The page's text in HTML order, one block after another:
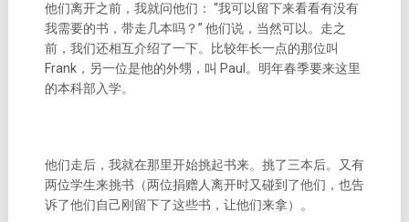
他们离开之前，我就问他们： “我可以留下来看看有没有
我需要的书，带走几本吗？” 他们说，当然可以。走之
前，我们还相互介绍了一下。比较年长一点的那位叫
Frank，另一位是他的外甥，叫 Paul。明年春季要来这里
的本科部入学。
他们走后，我就在那里开始挑起书来。挑了三本后。又有
两位学生来挑书（两位捐赠人离开时又碰到了他们，也告
诉了他们自己刚留下了这些书，让他们来拿）。